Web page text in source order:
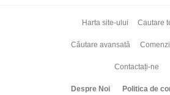
Harta site-ului Cautare
Căutare avansată
Contactați-ne
Despre Noi Politica de